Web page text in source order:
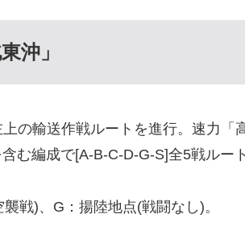
沖」
の輸送作戦ルートを進行。速力「
む編成で[A-B-C-D-G-S]全5戦ルー
戦)、G：揚陸地点(戦闘なし)。